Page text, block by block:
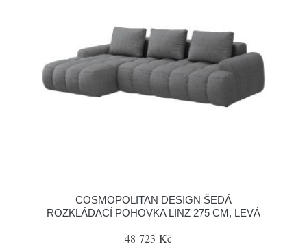
COSMOPOLITAN DESIGN ŠEDÁ
ROZKLÁDACÍ POHOVKA LINZ 275 CM, LEVÁ
48 723 Kč